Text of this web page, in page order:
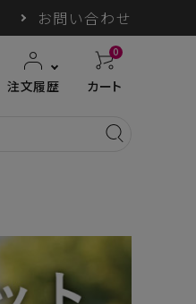
お問い合わせ
注文履歴
0
カート